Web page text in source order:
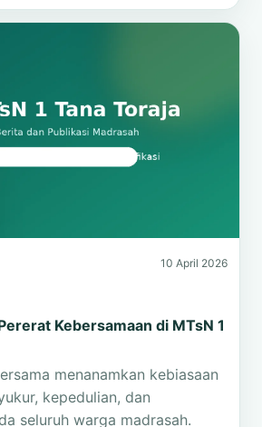
10 April 2026
Kebersamaan di MTsN 1
menanamkan kebiasaan
kepedulian, dan
seluruh warga madrasah.